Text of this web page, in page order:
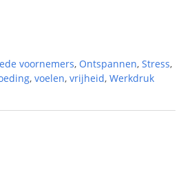
voornemers, Ontspannen, Stress,
, voelen, vrijheid, Werkdruk